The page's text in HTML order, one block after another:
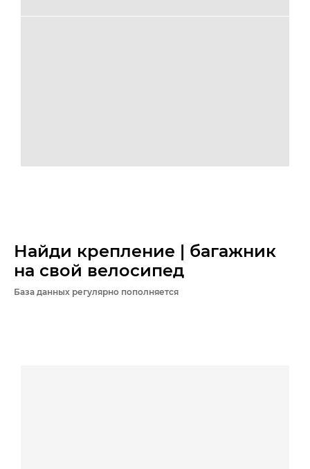
Найди крепление | багажник
на свой велосипед
База данных регулярно пополняется